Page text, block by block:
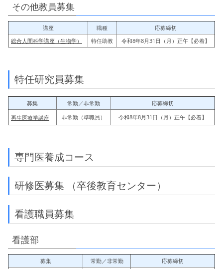
その他教員募集
講座 職種
応募締切
総合人間科学講座（生物学）
特任助教 令和8年8月31日（月）正午【必着】
特任研究員募集
募集 常勤／非常勤
応募締切
再生医療学講座
非常勤（準職員） 令和8年8月31日（月）正午【必着】
専門医養成コース
研修医募集 （卒後教育センター）
看護職員募集
看護部
募集 常勤／非常勤
応募締切